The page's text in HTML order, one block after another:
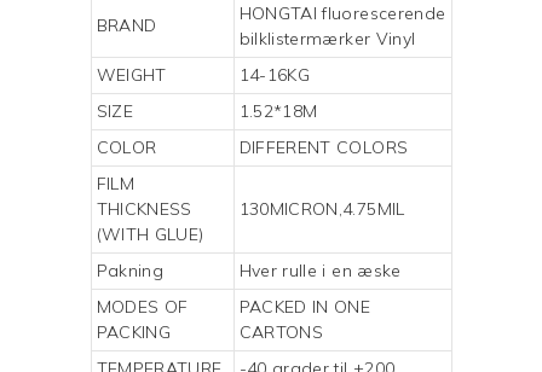
BRAND
HONGTAI fluorescerende
bilklistermærker Vinyl
WEIGHT
14-16KG
SIZE
1.52*18M
COLOR
DIFFERENT COLORS
FILM
THICKNESS
(WITH GLUE)
130MICRON,4.75MIL
Pakning
Hver rulle i en æske
MODES OF
PACKING
PACKED IN ONE
CARTONS